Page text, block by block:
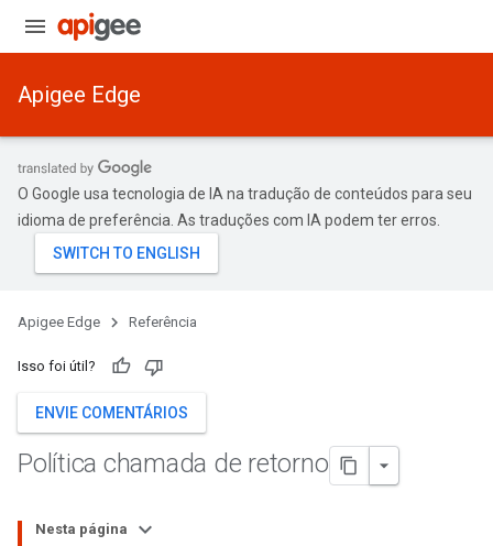
Apigee Edge
O Google usa tecnologia de IA na tradução de conteúdos para seu
idioma de preferência. As traduções com IA podem ter erros.
Apigee Edge Referência
Isso foi útil?
ENVIE COMENTÁRIOS
Política chamada de retorno
Nesta página